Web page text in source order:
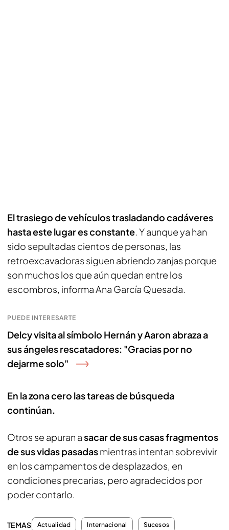
El trasiego de vehículos trasladando cadáveres
hasta este lugar es constante. Y aunque ya han
sido sepultadas cientos de personas, las
retroexcavadoras siguen abriendo zanjas porque
son muchos los que aún quedan entre los
escombros, informa Ana García Quesada.
PUEDE INTERESARTE
Delcy visita al símbolo Hernán y Aaron abraza a
sus ángeles rescatadores: "Gracias por no
dejarme solo"
En la zona cero las tareas de búsqueda
continúan.
Otros se apuran asacar de sus casas fragmentos
de sus vidas pasadasmientras intentan sobrevivir
en los campamentos de desplazados, en
condiciones precarias, pero agradecidos por
poder contarlo.
TEMAS Actualidad Internacional Sucesos